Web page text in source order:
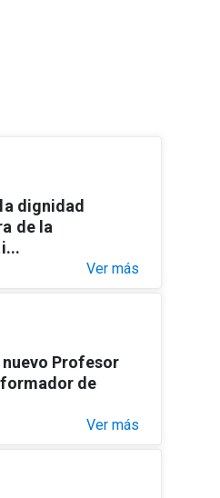
dignidad
de la
Ver más
Profesor
de
Ver más